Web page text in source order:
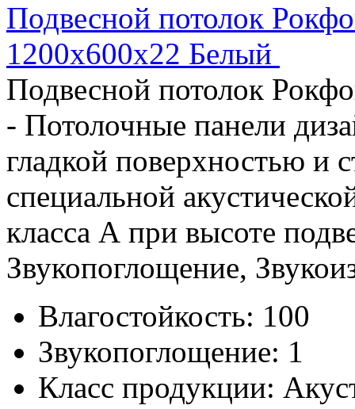
Подвесной потолок
1200x600x22 Белый
Подвесной потолок
- Потолочные панели
гладкой поверхностью и
специальной
класса А при высоте
Звукопоглощение,
Влагостойкость: 100
Звукопоглощение: 1
Класс продукции: